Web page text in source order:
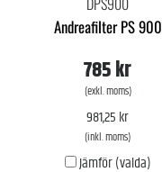
Andreafilter PS 900
785 kr
(exkl. moms)
981,25 kr
(inkl. moms)
Jämför (valda)